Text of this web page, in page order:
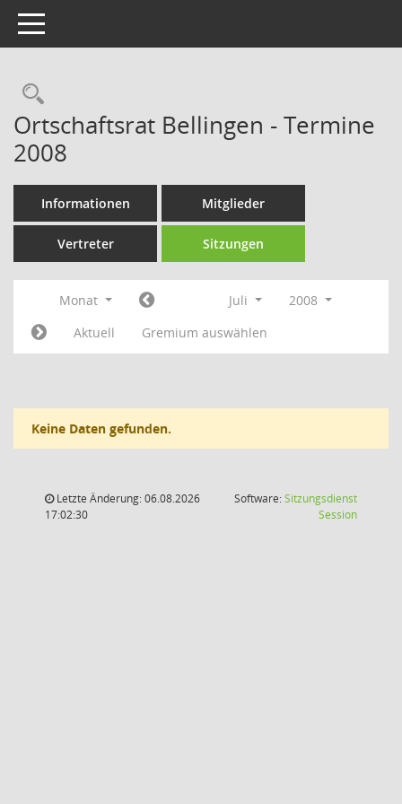
Toggle navigation
Rechercheauswahl
Ortschaftsrat Bellingen - Termine
2008
Informationen Mitglieder
Vertreter Sitzungen
Monat Juli
2008
Aktuell
Gremium auswählen
Keine Daten gefunden.
Letzte Änderung: 06.08.2026
17:02:30
Software:Sitzungsdienst
Session(Wird in